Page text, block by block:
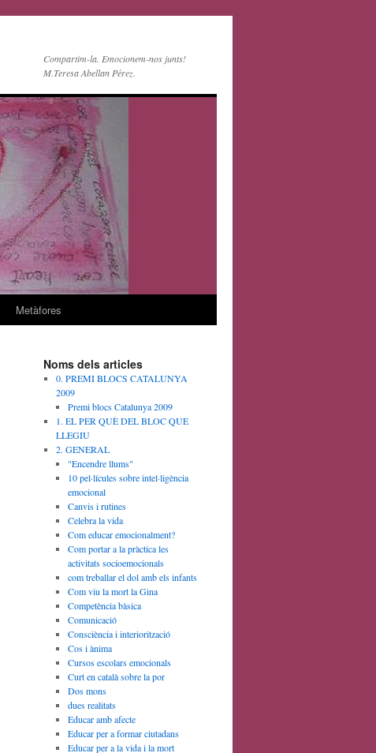
Compartim-la. Emocionem-nos junts!
M.Teresa Abellan Pérez.
Metàfores
Noms dels articles
0. PREMI BLOCS CATALUNYA
2009
Premi blocs Catalunya 2009
1. EL PER QUÈ DEL BLOC QUE
LLEGIU
2. GENERAL
"Encendre llums"
10 pel·lícules sobre intel·ligència
emocional
Canvis i rutines
Celebra la vida
Com educar emocionalment?
Com portar a la pràctica les
activitats socioemocionals
com treballar el dol amb els infants
Com viu la mort la Gina
Competència bàsica
Comunicació
Consciència i interiorització
Cos i ànima
Cursos escolars emocionals
Curt en català sobre la por
Dos mons
dues realitats
Educar amb afecte
Educar per a formar ciutadans
Educar per a la vida i la mort